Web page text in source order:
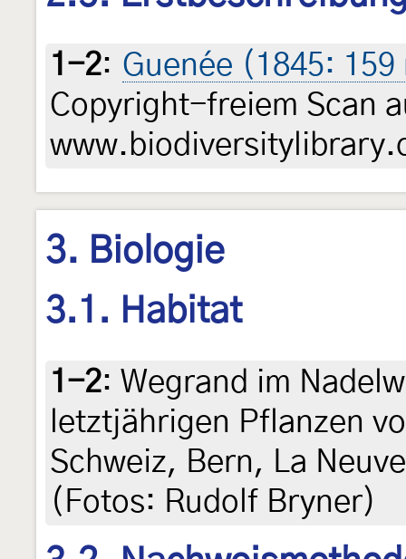
1-2: Guenée (1845:
Copyright-freiem Scan
3. Biologie
3.1. Habitat
1-2: Wegrand im
letztjährigen Pflanzen
Schweiz, Bern, La
(Fotos: Rudolf Bryner)